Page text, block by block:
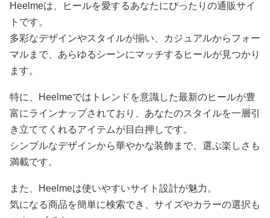
Heelmeは、ヒールを愛するあなたにぴったりの通販サイ
トです。
多彩なデザインやスタイルが揃い、カジュアルからフォー
マルまで、あらゆるシーンにマッチするヒールが見つかり
ます。
特に、Heelmeではトレンドを意識した最新のヒールが豊
富にラインナップされており、あなたのスタイルを一層引
き立ててくれるアイテムが目白押しです。
シンプルなデザインから華やかな装飾まで、選ぶ楽しさも
満載です。
また、Heelmeは使いやすいサイト設計が魅力。
気になる商品を簡単に検索でき、サイズやカラーの選択も